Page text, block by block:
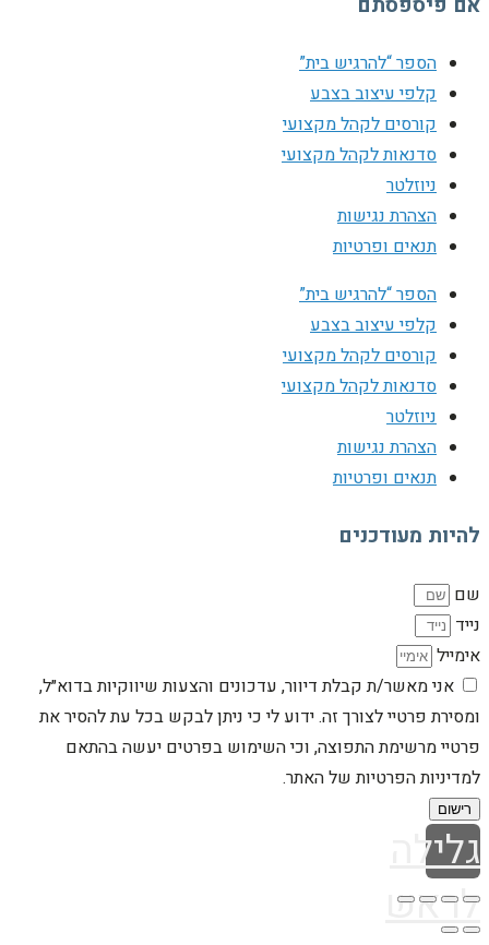
הספר “להרגיש בית”
קלפי עיצוב בצבע
קורסים לקהל מקצועי
סדנאות לקהל מקצועי
ניוזלטר
הצהרת נגישות
תנאים ופרטיות
הספר “להרגיש בית”
קלפי עיצוב בצבע
קורסים לקהל מקצועי
סדנאות לקהל מקצועי
ניוזלטר
הצהרת נגישות
תנאים ופרטיות
להיות מעודכנים
שם
נייד
אימייל
אני מאשר/ת קבלת דיוור, עדכונים והצעות שיווקיות בדוא״ל,
ומסירת פרטיי לצורך זה. ידוע לי כי ניתן לבקש בכל עת להסיר את
פרטיי מרשימת התפוצה, וכי השימוש בפרטים יעשה בהתאם
למדיניות הפרטיות של האתר.
רישום
גלילה
לראש